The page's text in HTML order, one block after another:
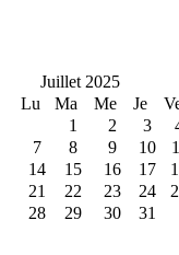
Juillet 2025
Lu
Ma Me Je
1
2 3
7
8 9 10
14
15 16 17
21
22 23 24
28
29 30 31